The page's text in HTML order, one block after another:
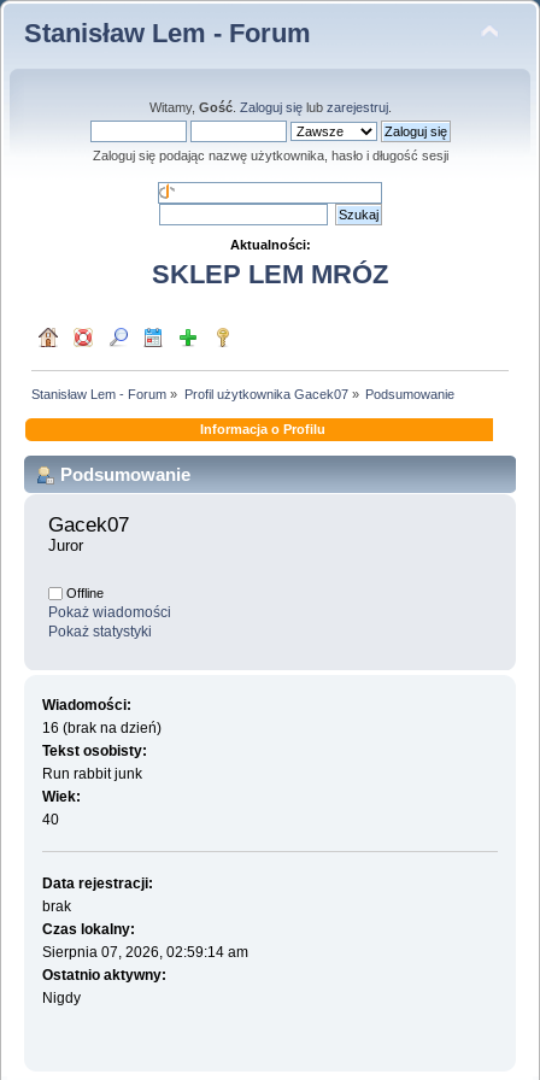
Stanisław Lem - Forum
Witamy, Gość. Zaloguj sięlub zarejestruj.
Zaloguj się podając nazwę użytkownika, hasło i długość sesji
Aktualności:
SKLEP LEM MRÓZ
Stanisław Lem - Forum » Profil użytkownika Gacek07» Podsumowanie
Informacja o Profilu
Podsumowanie
Gacek07
Juror
Offline
Pokaż wiadomości
Pokaż statystyki
Wiadomości:
16 (brak na dzień)
Tekst osobisty:
Run rabbit junk
Wiek:
40
Data rejestracji:
brak
Czas lokalny:
Sierpnia 07, 2026, 02:59:14 am
Ostatnio aktywny:
Nigdy